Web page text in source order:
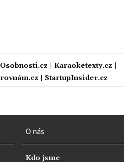
Osobnosti.cz Karaoketexty.cz
StartupInsider.cz
O nás
Kdo jsme